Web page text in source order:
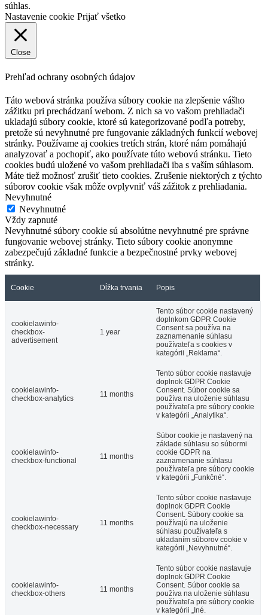
súhlas.
Nastavenie cookie Prijať všetko
Close
Prehľad ochrany osobných údajov
Táto webová stránka používa súbory cookie na zlepšenie vášho
zážitku pri prechádzaní webom. Z nich sa vo vašom prehliadači
ukladajú súbory cookie, ktoré sú kategorizované podľa potreby,
pretože sú nevyhnutné pre fungovanie základných funkcií webovej
stránky. Používame aj cookies tretích strán, ktoré nám pomáhajú
analyzovať a pochopiť, ako používate túto webovú stránku. Tieto
cookies budú uložené vo vašom prehliadači iba s vaším súhlasom.
Máte tiež možnosť zrušiť tieto cookies. Zrušenie niektorých z týchto
súborov cookie však môže ovplyvniť váš zážitok z prehliadania.
Nevyhnutné
Nevyhnutné
Vždy zapnuté
Nevyhnutné súbory cookie sú absolútne nevyhnutné pre správne
fungovanie webovej stránky. Tieto súbory cookie anonymne
zabezpečujú základné funkcie a bezpečnostné prvky webovej
stránky.
Cookie Dĺžka trvania Popis
cookielawinfo-
checkbox-
advertisement
1 year
Tento súbor cookie nastavený
doplnkom GDPR Cookie
Consent sa používa na
zaznamenanie súhlasu
používateľa s cookies v
kategórii „Reklama“.
cookielawinfo-
checkbox-analytics
11 months
Tento súbor cookie nastavuje
doplnok GDPR Cookie
Consent. Súbor cookie sa
používa na uloženie súhlasu
používateľa pre súbory cookie
v kategórii „Analytika“.
cookielawinfo-
checkbox-functional
11 months
Súbor cookie je nastavený na
základe súhlasu so súbormi
cookie GDPR na
zaznamenanie súhlasu
používateľa pre súbory cookie
v kategórii „Funkčné“.
cookielawinfo-
checkbox-necessary
11 months
Tento súbor cookie nastavuje
doplnok GDPR Cookie
Consent. Súbory cookie sa
používajú na uloženie
súhlasu používateľa s
ukladaním súborov cookie v
kategórii „Nevyhnutné“.
cookielawinfo-
checkbox-others
11 months
Tento súbor cookie nastavuje
doplnok GDPR Cookie
Consent. Súbor cookie sa
používa na uloženie súhlasu
používateľa pre súbory cookie
v kategórii „Iné.